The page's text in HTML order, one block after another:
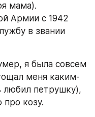
мама).
Армии с 1942
в звании
я была совсем
меня каким-
любил петрушку),
козу.